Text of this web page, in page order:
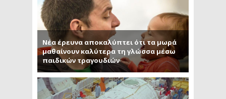
Νέα έρευνα αποκαλύπτει ότι τα μωρά
μαθαίνουν καλύτερα τη γλώσσα μέσω
παιδικών τραγουδιών